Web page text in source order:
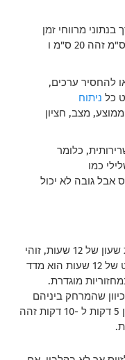
מרווחי זמן
שווים. לדוגמה, ההבדל בין 10 ס"מ ל 20 ס"מ זהה 20 ס"מ ו
או להחסיר ערכים,
כל ניתוח
מצב, חציון
כלומר
כמו
-10 מתחת לאפס אבל גובה לא יכול
1. ניתן למדוד זמן במהלך היום באמצעות שעון של 12 שעות, זוהי
דוגמה טובה לנתוני מרווחים. זמן בפורמט של 12 שעות הוא מדד
מוגדרת.
שהמרחק ביניהם
מדיד וניתן להשוואה. לדוגמה, ההבדל בין 5 דקות ל -10 דקות זהה